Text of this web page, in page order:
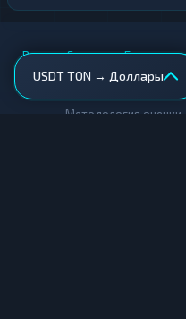
USDT TON → Доллары
Вики • Города •
Методология оценки